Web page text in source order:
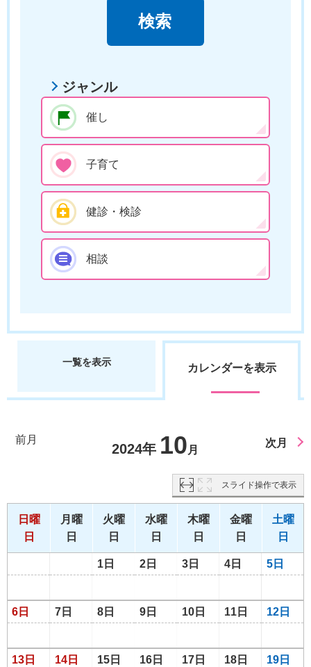
ジャンル
催し
子育て
健診・検診
相談
一覧を表示 カレンダーを表示
前月
2024年 10 月
次月
スライド操作で表示
日曜
日
月曜
日
火曜
日
水曜
日
木曜
日
金曜
日
土曜
日
1日 2日 3日 4日 5日
6日 7日 8日 9日 10日 11日 12日
13日 14日 15日 16日 17日 18日 19日